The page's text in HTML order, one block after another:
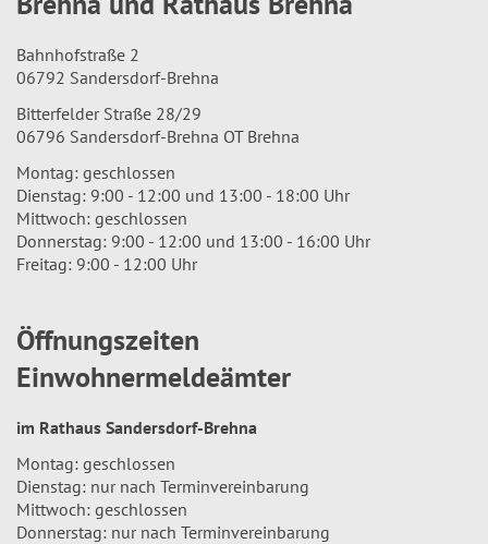
Bahnhofstraße 2
06792 Sandersdorf-Brehna
Bitterfelder Straße 28/29
06796 Sandersdorf-Brehna OT Brehna
Montag: geschlossen
Dienstag: 9:00 - 12:00 und 13:00 - 18:00 Uhr
Mittwoch: geschlossen
Donnerstag: 9:00 - 12:00 und 13:00 - 16:00 Uhr
Freitag: 9:00 - 12:00 Uhr
Öffnungszeiten
Einwohnermeldeämter
im Rathaus Sandersdorf-Brehna
Montag: geschlossen
Dienstag: nur nach Terminvereinbarung
Mittwoch: geschlossen
Donnerstag: nur nach Terminvereinbarung